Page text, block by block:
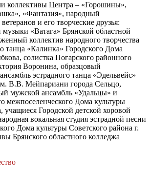
коллективы Центра – «Горошины»,
«Фантазия», народный
и его творческие друзья:
«Ватага» Брянской областной
коллектив народного творчества
танца «Калинка» Городского Дома
солистка Погарского районного
Воронина, образцовый
эстрадного танца «Эдельвейс»
В.В. Мейпариани города Сельцо,
мужской ансамбль «Удальцы» и
межпоселенческого Дома культуры
учащиеся Городской детской хоровой
вокальная студия эстрадной песни
Дома культуры Советского района г.
Брянского областного колледжа